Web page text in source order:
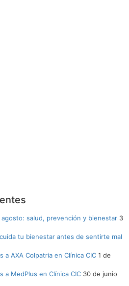
agosto: salud, prevención y bienestar 3
tu bienestar antes de sentirte mal
a AXA Colpatria en Clínica CIC 1 de
a MedPlus en Clínica CIC 30 de junio